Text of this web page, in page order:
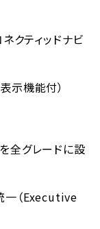
クティッドナビ
示機能付）
全グレードに設
一（Executive